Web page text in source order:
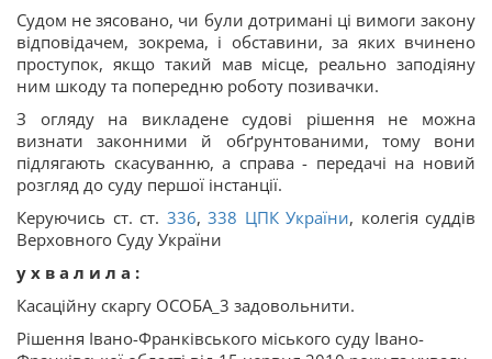
Судом не зясовано, чи були дотримані ці вимоги закону
відповідачем, зокрема, і обставини, за яких вчинено
проступок, якщо такий мав місце, реально заподіяну
ним шкоду та попередню роботу позивачки.
З огляду на викладене судові рішення не можна
визнати законними й обґрунтованими, тому вони
підлягають скасуванню, а справа - передачі на новий
розгляд до суду першої інстанції.
Керуючись ст. ст. 336, 338 ЦПК України, колегія суддів
Верховного Суду України
у х в а л и л а :
Касаційну скаргу ОСОБА_3 задовольнити.
Рішення Івано-Франківського міського суду Івано-